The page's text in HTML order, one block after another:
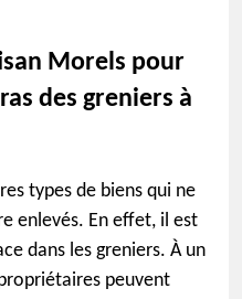
Morels pour
des greniers à
types de biens qui ne
enlevés. En effet, il est
dans les greniers. À un
peuvent